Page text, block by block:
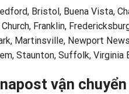
Bristol, Buena Vista,
Franklin,
Martinsville, Newport
Staunton, Suffolk,
vận